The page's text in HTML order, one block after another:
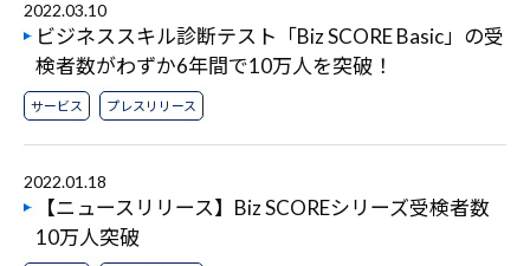
2022.03.10
ビジネススキル診断テスト「Biz SCORE Basic」の受
検者数がわずか6年間で10万人を突破！
サービス プレスリリース
2022.01.18
【ニュースリリース】Biz SCOREシリーズ受検者数
10万人突破